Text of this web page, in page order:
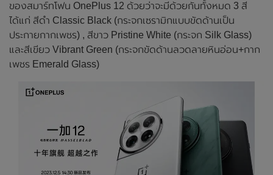
ของสมาร์ทโฟน OnePlus 12 ด้วยว่าจะมีด้วยกันทั้งหมด 3 สี
ได้แก่ สีดำ Classic Black (กระจกเซรามิกแบบขัดด้านเป็น
ประกายกากเพชร) , สีขาว Pristine White (กระจก Silk Glass)
และสีเขียว Vibrant Green (กระจกขัดด้านลวดลายหินอ่อน+กาก
เพชร Emerald Glass)